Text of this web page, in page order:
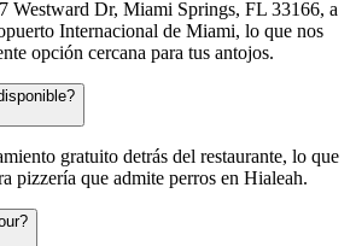
Westward Dr, Miami Springs, FL 33166, a
Internacional de Miami, lo que nos
opción cercana para tus antojos.
gratuito detrás del restaurante, lo que
pizzería que admite perros en Hialeah.